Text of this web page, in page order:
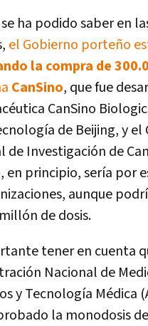
ha podido saber en
el Gobierno porteño
la compra de
CanSino, que fue
CanSino
de Beijing, y el
de Investigación de
en principio, sería por
aunque
de dosis.
tener en cuenta
Nacional de
y Tecnología Médica
la monodosis